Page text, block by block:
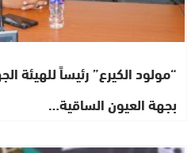
“مولود الكيرع” رئيساً للهيئة
بجهة العيون الساقية…